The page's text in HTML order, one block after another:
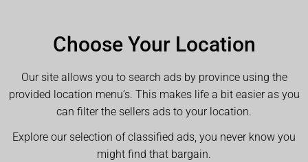
Choose Your Location
Our site allows you to search ads by province using the
provided location menu’s. This makes life a bit easier as you
can filter the sellers ads to your location.
Explore our selection of classified ads, you never know you
might find that bargain.